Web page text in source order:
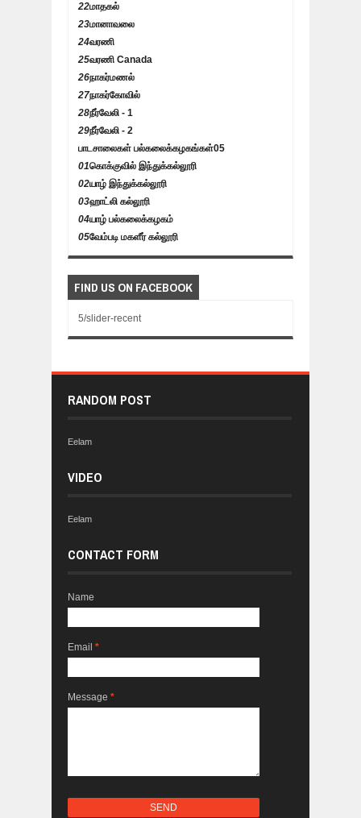
22மாதகல்
23மானாவலை
24வரணி
25வரணி Canada
26நாகர்மணல்
27நாகர்கோவில்
28நீர்வேலி - 1
29நீர்வேலி - 2
பாடசாலைகள் பல்கலைக்கழகங்கள்05
01கொக்குவில் இந்துக்கல்லூரி
02யாழ் இந்துக்கல்லூரி
03ஹாட்லி கல்லூரி
04யாழ் பல்கலைக்கழகம்
05வேம்படி மகளீர் கல்லூரி
FIND US ON FACEBOOK
5/slider-recent
RANDOM POST
Eelam
VIDEO
Eelam
CONTACT FORM
Name
Email *
Message *